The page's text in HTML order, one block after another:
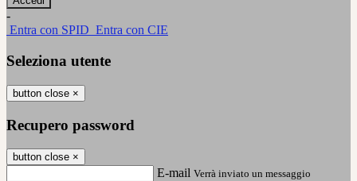
-
Entra con SPID Entra con CIE
Seleziona utente
button close ×
Recupero password
button close ×
E-mail Verrà inviato un messaggio